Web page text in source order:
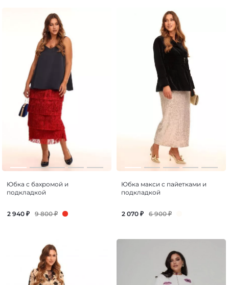
Юбка с бахромой и
подкладкой
2 940 ₽ 9 800₽
Юбка макси с пайетками и
подкладкой
2 070 ₽ 6 900₽